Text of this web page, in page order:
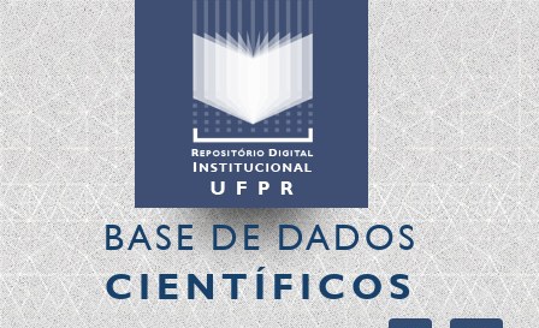
BASE DE DADOS
CIENTÍFICOS